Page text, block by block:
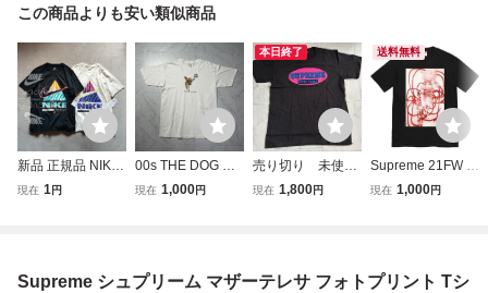
この商品よりも安い類似商品
新品 正規品 NIKE
2点セット NIKE S
イト 新作 定価105
現在 1円
00s THE DOG チ
ワワ chihuahua 犬
AN
現在 1,000円
本日終了
売り切り 未使
用 SUPREME シ
ズ 黒
現在 1,800円
送料無料
Supreme 21FW C
hristopher Wool/S
ァーウール Tシャ
現在 1,000円
Supreme シュプリーム マザーテレサ フォトプリント Tシ